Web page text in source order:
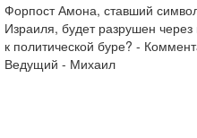
Форпост Амона, ставший
Израиля, будет разрушен
к политической буре? -
Ведущий - Михаил